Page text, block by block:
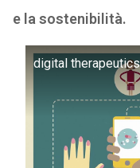
e la sostenibilità.
digital therapeutics